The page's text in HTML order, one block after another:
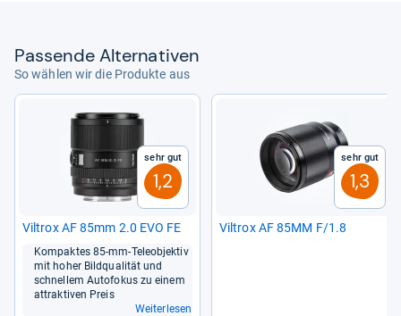
Pas­sende Alter­na­ti­ven
So wählen wir die Produkte aus
Sehr gut
1,2
Vil­trox AF 85mm 2.0 EVO FE
Kom­pak­tes 85-​mm-​Tele­ob­jek­tiv
mit hoher Bild­qua­li­tät und
schnel­lem Auto­fo­kus zu einem
attrak­ti­ven Preis
Weiterlesen
Sehr gut
1,3
Vil­trox AF 85MM F/1.8